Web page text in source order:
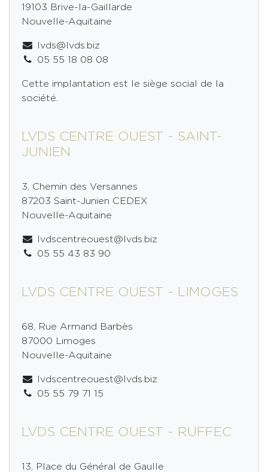
Espace client
19103 Brive-la-Gaillarde
Nouvelle-Aquitaine
lvds@lvds.biz
05 55 18 08 08
Cette implantation est le siège social de la
société.
LVDS CENTRE OUEST - SAINT-
JUNIEN
3, Chemin des Versannes
87203 Saint-Junien CEDEX
Nouvelle-Aquitaine
lvdscentreouest@lvds.biz
05 55 43 83 90
LVDS CENTRE OUEST - LIMOGES
68, Rue Armand Barbès
87000 Limoges
Nouvelle-Aquitaine
lvdscentreouest@lvds.biz
05 55 79 71 15
LVDS CENTRE OUEST - RUFFEC
13, Place du Général de Gaulle